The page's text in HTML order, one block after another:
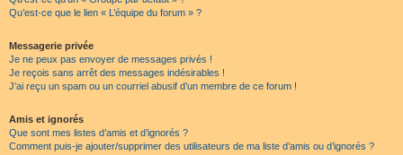
Qu’est-ce que le lien « L’équipe du forum » ?
Messagerie privée
Je ne peux pas envoyer de messages privés !
Je reçois sans arrêt des messages indésirables !
J’ai reçu un spam ou un courriel abusif d’un membre de ce forum !
Amis et ignorés
Que sont mes listes d’amis et d’ignorés ?
Comment puis-je ajouter/supprimer des utilisateurs de ma liste d’amis ou d’ignorés ?